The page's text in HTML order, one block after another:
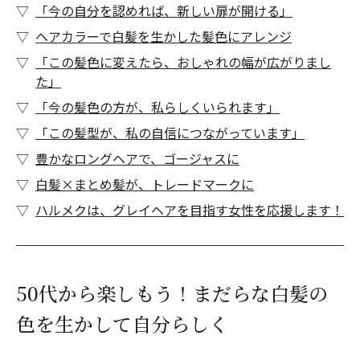
「今の自分を認めれば、新しい扉が開ける」
ヘアカラーで白髪を生かした髪色にアレンジ
「この髪色に変えたら、おしゃれの幅が広がりまし
た」
「今の髪色の方が、私らしくいられます」
「この髪型が、私の自信につながっています」
豊かなロングヘアで、ゴージャスに
白髪×まとめ髪が、トレードマークに
ハルメクは、グレイヘアを目指す女性を応援します！
50代から楽しもう！まだらな白髪の
色を生かして自分らしく